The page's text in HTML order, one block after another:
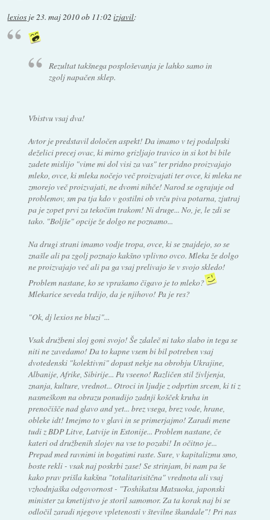
lexios je23. maj 2010 ob 11:02 izjavil:
Rezultat takšnega posploševanja je lahko samo in
zgolj napačen sklep.
Vbistvu vsaj dva!
Avtor je predstavil določen aspekt! Da imamo v tej podalpski
deželici precej ovac, ki mirno grizljajo travico in si kot bi bile
zadete mislijo "vime mi dol visi za vas" ter pridno proizvajajo
mleko, ovce, ki mleka nočejo več proizvajati ter ovce, ki mleka ne
zmorejo več proizvajati, ne dvomi nihče! Narod se ograjuje od
problemov, sm pa tja kdo v gostilni ob vrču piva potarna, zjutraj
pa je zopet prvi za tekočim trakom! Ni druge... No, je, le zdi se
tako. "Boljše" opcije že dolgo ne poznamo...
Na drugi strani imamo vodje tropa, ovce, ki se znajdejo, so se
znašle ali pa zgolj poznajo kakšno vplivno ovco. Mleka že dolgo
ne proizvajajo več ali pa ga vsaj prelivajo še v svojo skledo!
Problem nastane, ko se vprašamo čigavo je to mleko?
Mlekarice seveda trdijo, da je njihovo! Pa je res?
"Ok, dj lexios ne bluzi"...
Vsak družbeni sloj goni svojo! Še zdaleč ni tako slabo in tega se
niti ne zavedamo! Da to kapne vsem bi bil potreben vsaj
dvotedenski "kolektivni" dopust nekje na obrobju Ukrajine,
Albanije, Afrike, Sibirije... Pa vseeno! Različen stil življenja,
znanja, kulture, vrednot... Otroci in ljudje z odprtim srcem, ki ti z
nasmeškom na obrazu ponudijo zadnji košček kruha in
prenočišče nad glavo and yet... brez vsega, brez vode, hrane,
obleke idt! Imejmo to v glavi in se primerjajmo! Zaradi mene
tudi z BDP Litve, Latvije in Estonije... Problem nastane, če
kateri od družbenih slojev na vse to pozabi! In očitno je...
Prepad med ravnimi in bogatimi raste. Sure, v kapitalizmu smo,
boste rekli - vsak naj poskrbi zase! Se strinjam, bi nam pa še
kako prav prišla kakšna "totalitarisitčna" vrednota ali vsaj
vzhodnjaška odgovornost - "Toshikatsu Matsuoka, japonski
minister za kmetijstvo je storil samomor. Za ta korak naj bi se
odločil zaradi njegove vpletenosti v številne škandale"! Pri nas